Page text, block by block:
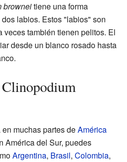
browneitiene una forma
labios. Estos "labios" son
veces también tienen pelitos. El
desde un blanco rosado hasta
muchas partes deAmérica
América del Sur, puedes
Argentina, Brasil, Colombia,